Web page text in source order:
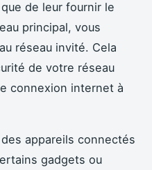
de leur fournir le
principal, vous
réseau invité. Cela
de votre réseau
connexion internet à
appareils connectés
gadgets ou